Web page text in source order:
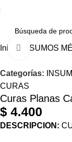
Inicio INSUMOS
Haga Click
Categorías:
CURAS
Curas Planas
$ 4.400
DESCRIPCION: